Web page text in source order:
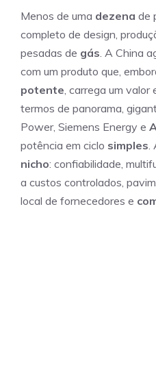
Menos de uma dezena de
completo de design,
pesadas de gás . A China
com um produto que,
potente , carrega um
termos de panorama,
Power, Siemens Energy e
potência em ciclo simples
nicho: confiabilidade,
a custos controlados,
local de fornecedores e